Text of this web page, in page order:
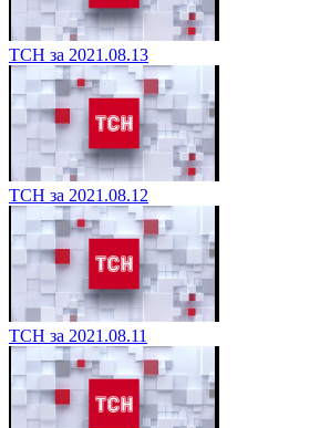
ТСН за 2021.08.13
ТСН за 2021.08.12
ТСН за 2021.08.11